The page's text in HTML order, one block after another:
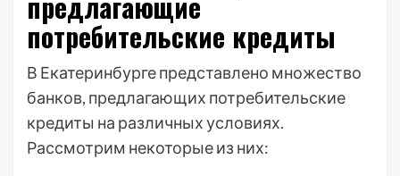
потребительские кредиты
В Екатеринбурге представлено множество
банков, предлагающих потребительские
кредиты на различных условиях.
Рассмотрим некоторые из них: